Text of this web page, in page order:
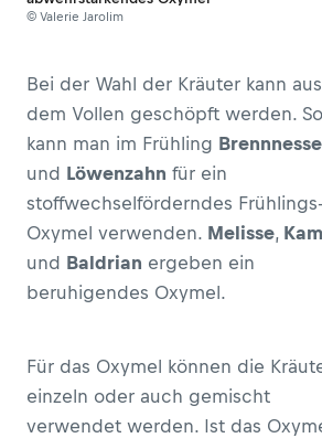
© Valerie Jarolim
Bei der Wahl der Kräuter kann aus
dem Vollen geschöpft werden. So
kann man im Frühling
und Löwenzahn für ein
stoffwechselförderndes Frühlings-
Oxymel verwenden. Melisse,
und Baldrian ergeben ein
beruhigendes Oxymel.
Für das Oxymel können die
einzeln oder auch gemischt
verwendet werden. Ist das